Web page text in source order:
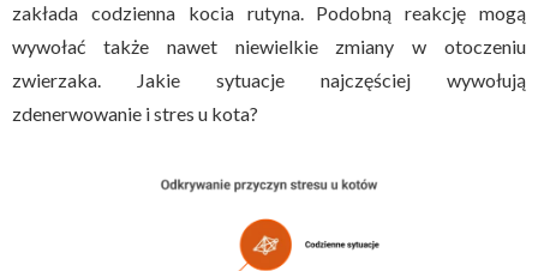
zakłada codzienna kocia rutyna. Podobną reakcję mogą
wywołać także nawet niewielkie zmiany w otoczeniu
zwierzaka. Jakie sytuacje najczęściej wywołują
zdenerwowanie i stres u kota?